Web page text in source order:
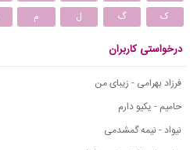
ک
گ ل م
درخواستی کاربران
فرزاد بهرامی - زیبای من
حامیم - یکیو دارم
نیواد - نیمه گمشدمی